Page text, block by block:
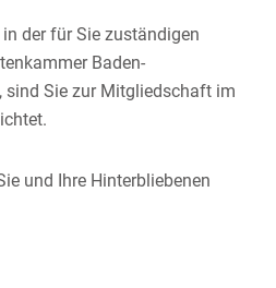
der für Sie zuständigen
Baden-
sind Sie zur Mitgliedschaft im
und Ihre Hinterbliebenen